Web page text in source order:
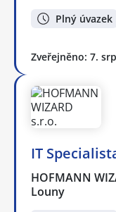
Plný úvazek
Zveřejněno: 7.
IT
HOFMANN
Louny